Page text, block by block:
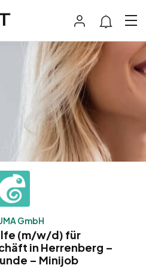
GmbH
(m/w/d) für
in Herrenberg –
– Minijob